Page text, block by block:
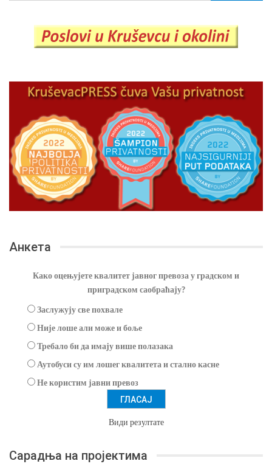
Анкета
Како оцењујете квалитет јавног превоза у градском и
приградском саобраћају?
Заслужују све похвале
Није лоше али може и боље
Требало би да имају више полазака
Аутобуси су им лошег квалитета и стално касне
Не користим јавни превоз
Види резултате
Сарадња на пројектима